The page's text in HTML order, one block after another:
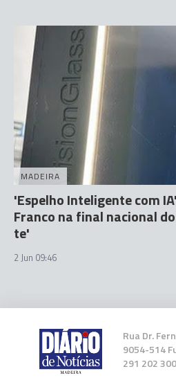
MADEIRA
'Espelho Inteligente com
Franco na final nacional
te'
2 Jun 09:46
Rua Dr.
9054-514
291 202 300